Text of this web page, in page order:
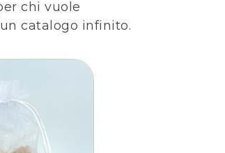
chi vuole
catalogo infinito.